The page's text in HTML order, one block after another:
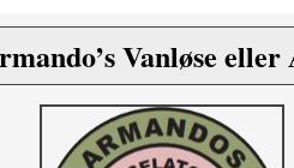
Vanløse eller